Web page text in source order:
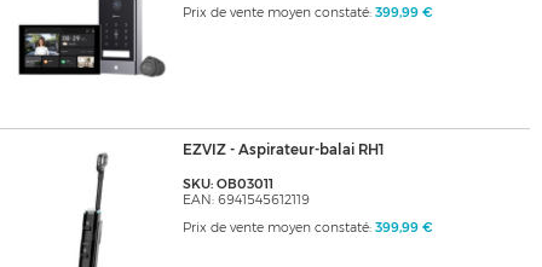
Prix de vente moyen constaté: 399,99 €
EZVIZ - Aspirateur-balai RH1
SKU: OB03011
EAN: 6941545612119
Prix de vente moyen constaté: 399,99 €